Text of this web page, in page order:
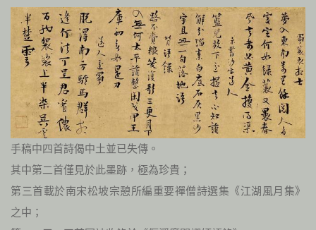
手稿中四首詩偈中土並已失傳。
其中第二首僅見於此墨跡，極為珍貴；
第三首載於南宋松坡宗憩所編重要禪僧詩選集《江湖風月集》
之中；